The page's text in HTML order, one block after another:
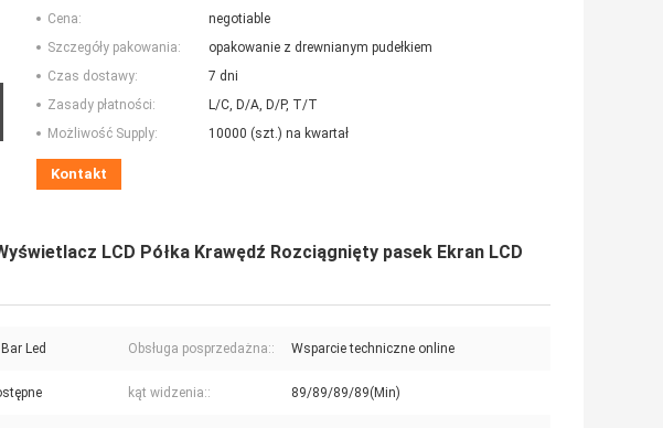
Cena:
negotiable
Szczegóły pakowania:
opakowanie z drewnianym pudełkiem
Czas dostawy:
7 dni
Zasady płatności:
L/C, D/A, D/P, T/T
Możliwość Supply:
10000 (szt.) na kwartał
Kontakt
LCD Półka Krawędź Rozciągnięty pasek Ekran LCD
Led Obsługa posprzedażna:: Wsparcie techniczne online
kąt widzenia:: 89/89/89/89(Min)